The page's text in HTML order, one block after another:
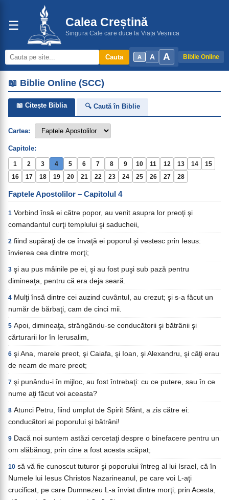
☰ Calea Creștină
Singura Cale care duce la Viață Veșnică
A A A Biblie Online
Cauta
📖 Biblie Online (SCC)
📖 Citește Biblia 🔍 Caută în Biblie
Cartea:
Capitole:
1 2 3 4 5 6 7 8 9 10 11 12 13 14
15
16
17 18 19 20 21 22 23 24 25 26 27 28
Faptele Apostolilor – Capitolul 4
1 Vorbind însă ei către popor, au venit asupra lor preoţi şi
comandantul curţi templului şi saducheii,
2 fiind supăraţi de ce învaţă ei poporul şi vestesc prin Iesus:
învierea cea dintre morţi;
3 şi au pus mâinile pe ei, şi au fost puşi sub pază pentru
dimineaţa, pentru că era deja seară.
4 Mulţi însă dintre cei auzind cuvântul, au crezut; şi s-a făcut un
număr de bărbaţi, cam de cinci mii.
5 Apoi, dimineaţa, strângându-se conducătorii şi bătrânii şi
cărturarii lor în Ierusalim,
6 şi Ana, marele preot, şi Caiafa, şi Ioan, şi Alexandru, şi câţi erau
de neam de mare preot;
7 şi punându-i în mijloc, au fost întrebaţi: cu ce putere, sau în ce
nume aţi făcut voi aceasta?
8 Atunci Petru, fiind umplut de Spirit Sfânt, a zis către ei:
conducători ai poporului şi bătrâni!
9 Dacă noi suntem astăzi cercetaţi despre o binefacere pentru un
om slăbănog; prin cine a fost acesta scăpat;
10 să vă fie cunoscut tuturor şi poporului întreg al lui Israel, că în
Numele lui Iesus Christos Nazarineanul, pe care voi L-aţi
crucificat, pe care Dumnezeu L-a înviat dintre morţi; prin Acesta,